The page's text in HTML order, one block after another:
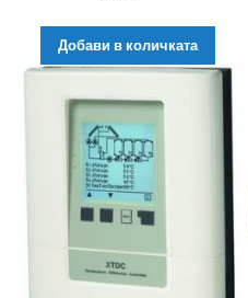
Добави в количката